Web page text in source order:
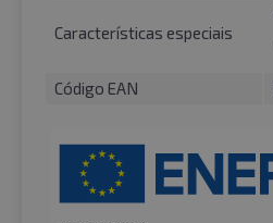
Características especiais
Código EAN